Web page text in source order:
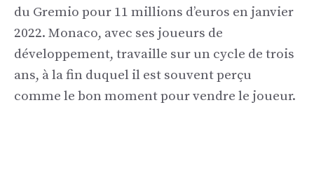
du Gremio pour 11 millions d’euros en janvier
2022. Monaco, avec ses joueurs de
développement, travaille sur un cycle de trois
ans, à la fin duquel il est souvent perçu
comme le bon moment pour vendre le joueur.